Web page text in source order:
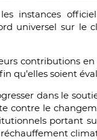
instances
universel sur le
contributions
qu’elles soient
dans le
contre le
portant